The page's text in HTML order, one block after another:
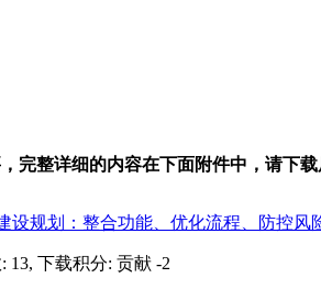
完整详细的内容在下面附件中，请下载
设规划：整合功能、优化流程、防控风
13, 下载积分: 贡献 -2